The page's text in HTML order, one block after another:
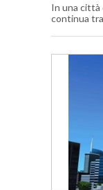
In una città
continua